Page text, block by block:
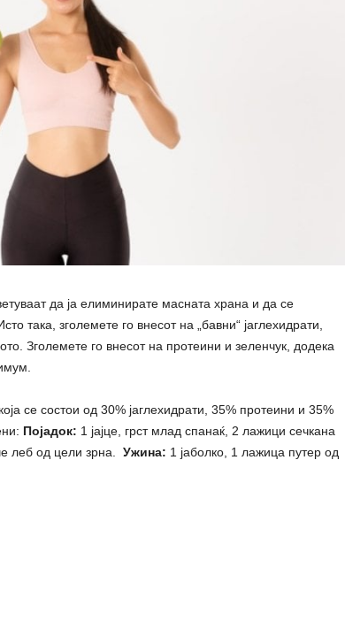
да ја елиминирате масната храна и да се
така, зголемете го внесот на „бавни“ јаглехидрати,
Зголемете го внесот на протеини и зеленчук, додека
се состои од 30% јаглехидрати, 35% протеини и 35%
Појадок: 1 јајце, грст млад спанаќ, 2 лажици сечкана
леб од цели зрна. Ужина: 1 јаболко, 1 лажица путер од